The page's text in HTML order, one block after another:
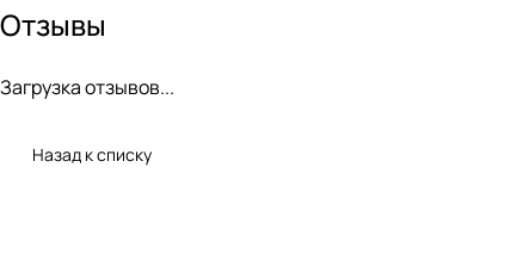
Отзывы
Загрузка отзывов...
Назад к списку